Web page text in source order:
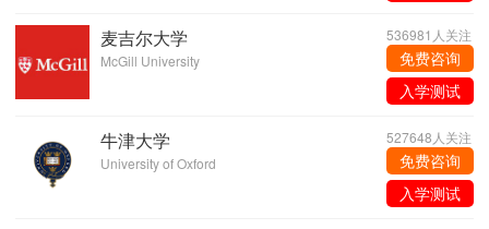
麦吉尔大学
McGill University
536981人关注
免费咨询
入学测试
牛津大学
University of Oxford
527648人关注
免费咨询
入学测试